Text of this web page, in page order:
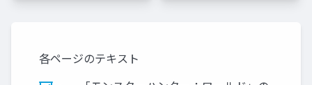
各ページのテキスト